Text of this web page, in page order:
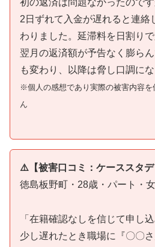
2日ずれて入金が遅れると連絡
わりました。延滞料を日割り
翌月の返済額が予告なく膨ら
も変わり、以降は脅し口調にな
※個人の感想であり実際の被害内容
ん
⚠️【被害口コミ：ケーススタデ
徳島板野町・28歳・パート・
「在籍確認なしを信じて申し
少し遅れたとき職場に『〇〇